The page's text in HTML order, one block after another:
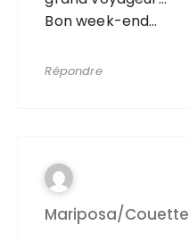
Bon week-end…
Répondre
Mariposa/couette